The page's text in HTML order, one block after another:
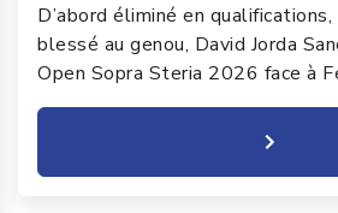
D’abord éliminé en
blessé au genou, David Jorda
Open Sopra Steria 2026 face à